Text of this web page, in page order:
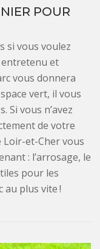
POUR
si vous voulez
et
vous donnera
vert, il vous
Si vous n’avez
de votre
Loir-et-Cher vous
: l’arrosage, le
pour les
au plus vite !